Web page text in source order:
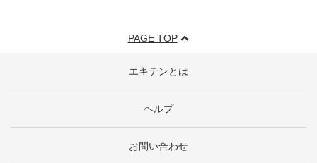
PAGE TOP
エキテンとは
ヘルプ
お問い合わせ